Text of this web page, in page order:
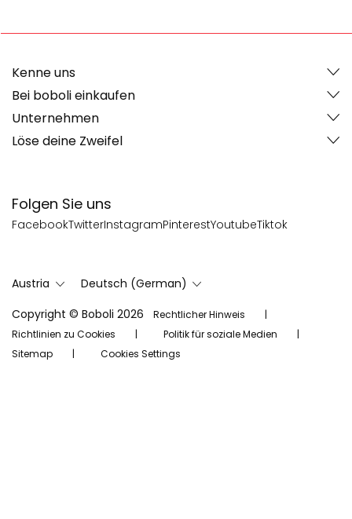
Folgen Sie uns
FacebookTwitterInstagramPinterestYoutubeTiktok
Kenne uns
Bei boboli einkaufen
Unternehmen
Löse deine Zweifel
Austria
Deutsch (German)
Copyright © Boboli 2026
Rechtlicher Hinweis
Richtlinien zu Cookies
Politik für soziale Medien
Sitemap
Cookies Settings